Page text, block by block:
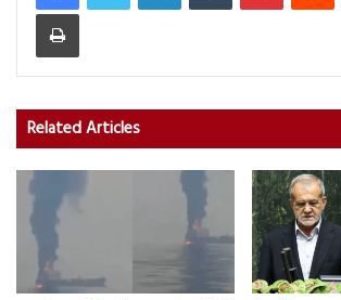
Print
Related Articles